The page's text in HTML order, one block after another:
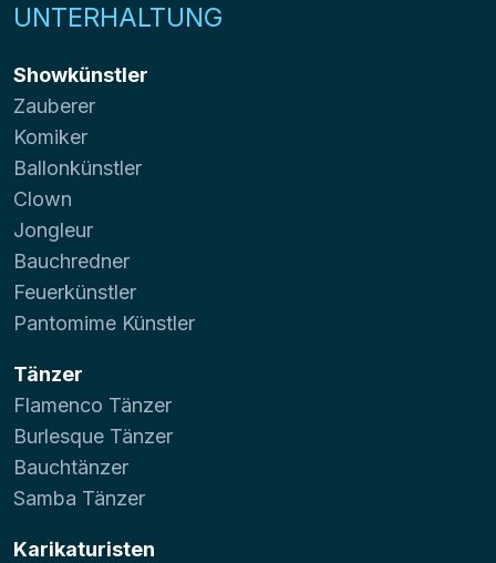
UNTERHALTUNG
Showkünstler
Zauberer
Komiker
Ballonkünstler
Clown
Jongleur
Bauchredner
Feuerkünstler
Pantomime Künstler
Tänzer
Flamenco Tänzer
Burlesque Tänzer
Bauchtänzer
Samba Tänzer
Karikaturisten